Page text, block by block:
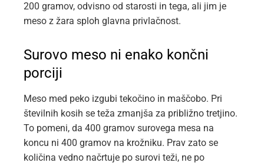
200 gramov, odvisno od starosti in tega, ali jim je
meso z žara sploh glavna privlačnost.
Surovo meso ni enako končni
porciji
Meso med peko izgubi tekočino in maščobo. Pri
številnih kosih se teža zmanjša za približno tretjino.
To pomeni, da 400 gramov surovega mesa na
koncu ni 400 gramov na krožniku. Prav zato se
količina vedno načrtuje po surovi teži, ne po